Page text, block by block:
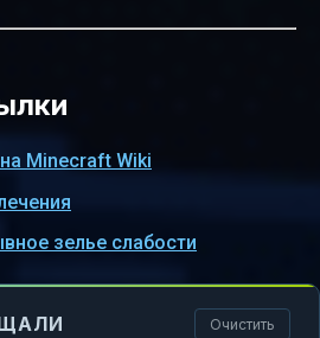
Minecraft Wiki
зелье слабости
Очистить